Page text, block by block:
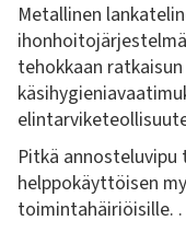
Metallinen
tehokkaan
Pitkä
helppokäyttöisen
toimintahäiriöisille. .